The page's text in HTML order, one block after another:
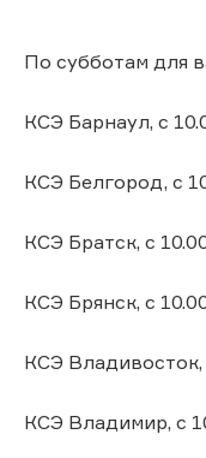
По субботам для
КСЭ Барнаул, с
КСЭ Белгород, с
КСЭ Братск, с
КСЭ Брянск, с
КСЭ Владивосток,
КСЭ Владимир, с